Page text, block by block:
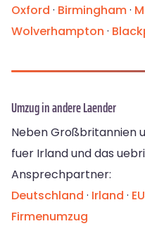
Oxford · Birmingham·
Wolverhampton ·
Umzug in andere Laender
Neben Großbritannien
fuer Irland und das
Ansprechpartner:
Deutschland · Irland ·
Firmenumzug